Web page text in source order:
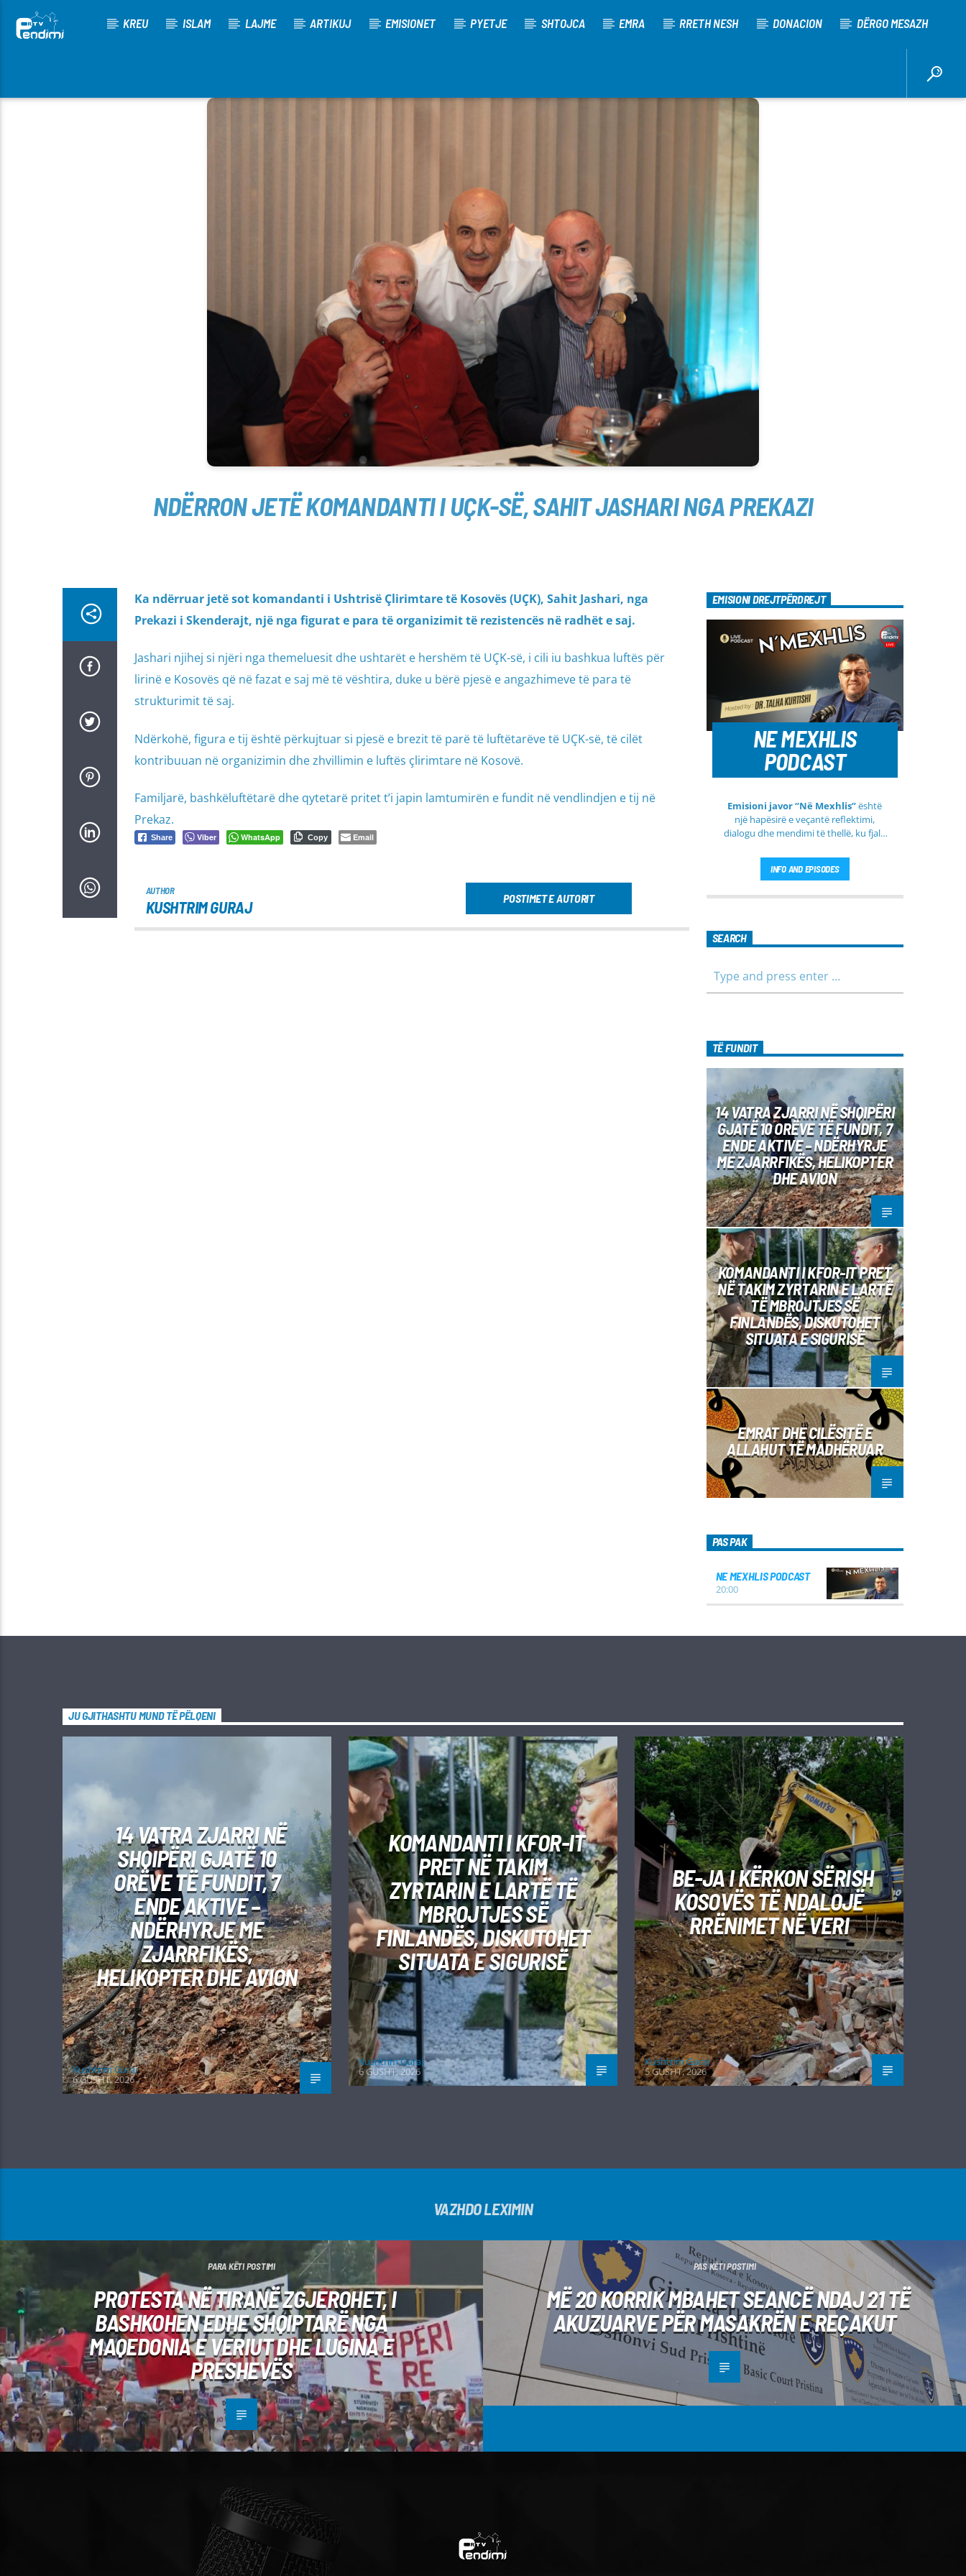
KREU ISLAM LAJME ARTIKUJ EMISIONET PYETJE SHTOJCA EMRA RRETH NESH DONACION DËRGO MESAZH
[There are no radio stations in the database]
NDËRRON JETË KOMANDANTI I UÇK-SË, SAHIT JASHARI NGA PREKAZI
Ka ndërruar jetë sot komandanti i Ushtrisë Çlirimtare të Kosovës (UÇK), Sahit Jashari, nga
Prekazi i Skenderajt, një nga figurat e para të organizimit të rezistencës në radhët e saj.
Jashari njihej si njëri nga themeluesit dhe ushtarët e hershëm të UÇK-së, i cili iu bashkua luftës për
lirinë e Kosovës që në fazat e saj më të vështira, duke u bërë pjesë e angazhimeve të para të
strukturimit të saj.
Ndërkohë, figura e tij është përkujtuar si pjesë e brezit të parë të luftëtarëve të UÇK-së, të cilët
kontribuuan në organizimin dhe zhvillimin e luftës çlirimtare në Kosovë.
Familjarë, bashkëluftëtarë dhe qytetarë pritet t’i japin lamtumirën e fundit në vendlindjen e tij në
Prekaz.
Share Viber WhatsApp Copy Email
AUTHOR
KUSHTRIM GURAJ POSTIMET E AUTORIT
EMISIONI DREJTPËRDREJT
NE MEXHLIS
PODCAST
Emisioni javor “Në Mexhlis”është
një hapësirë e veçantë reflektimi,
dialogu dhe mendimi të thellë, ku fjala
kuptim të veçantë. Ky emision
transmetohetdrejtpërdrejt çdo të
formë komunikimi të hapur, të qetë
INFO AND EPISODES
SEARCH
TË FUNDIT
14 VATRA ZJARRI NË SHQIPËRI
GJATË 10 ORËVE TË FUNDIT, 7
ENDE AKTIVE – NDËRHYRJE
ME ZJARRFIKËS, HELIKOPTER
DHE AVION
KOMANDANTI I KFOR-IT PRET
NË TAKIM ZYRTARIN E LARTË
TË MBROJTJES SË
FINLANDËS, DISKUTOHET
SITUATA E SIGURISË
EMRAT DHE CILËSITË E
ALLAHUT TË MADHËRUAR
PAS PAK
NE MEXHLIS PODCAST
20:00
JU GJITHASHTU MUND TË PËLQENI
14 VATRA ZJARRI NË
SHQIPËRI GJATË 10
ORËVE TË FUNDIT, 7
ENDE AKTIVE –
NDËRHYRJE ME
ZJARRFIKËS,
HELIKOPTER DHE AVION
Kushtrim Guraj
6 GUSHT, 2026
KOMANDANTI I KFOR-IT
PRET NË TAKIM
ZYRTARIN E LARTË TË
MBROJTJES SË
FINLANDËS, DISKUTOHET
SITUATA E SIGURISË
Kushtrim Guraj
6 GUSHT, 2026
BE-JA I KËRKON SËRISH
KOSOVËS TË NDALOJË
RRËNIMET NË VERI
Kushtrim Guraj
5 GUSHT, 2026
VAZHDO LEXIMIN
PARA KËTI POSTIMI
PROTESTA NË TIRANË ZGJEROHET, I
BASHKOHEN EDHE SHQIPTARË NGA
MAQEDONIA E VERIUT DHE LUGINA E
PRESHEVËS
PAS KËTI POSTIMI
MË 20 KORRIK MBAHET SEANCË NDAJ 21 TË
AKUZUARVE PËR MASAKRËN E REÇAKUT